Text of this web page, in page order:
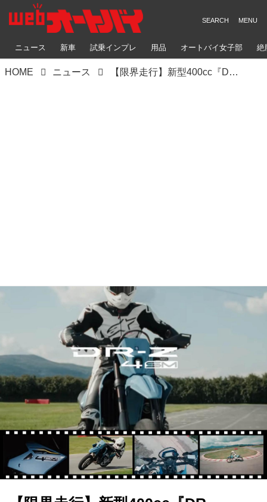
ニュース 新車 試乗インプレ 用品 オートバイ女子部 絶
HOME ニュース 【限界走行】新型400cc『DR-Z4SM』の登場で再熱！ でも「スーパーモタードってなに？」と思ったらこの動画を見れば全部スッキリ!?【スズキのバイク！の動画ニュース】